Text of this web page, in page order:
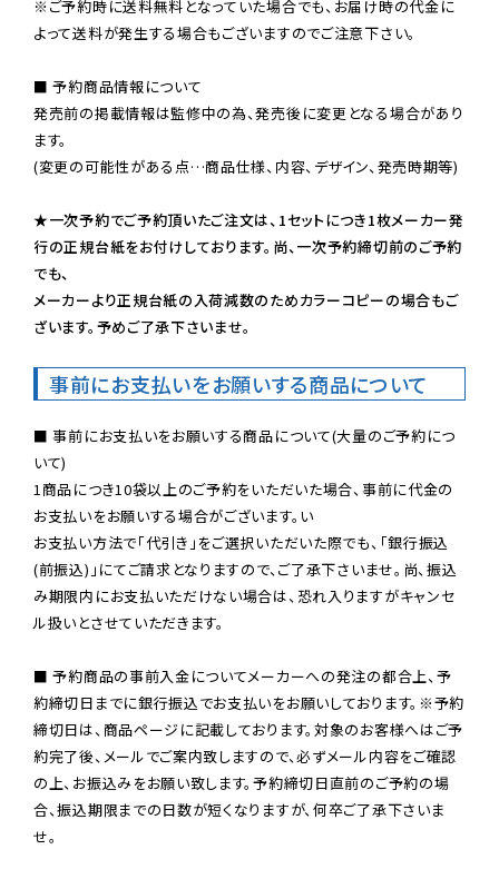
※ご予約時に送料無料となっていた場合でも、お届け時の代金に
よって送料が発生する場合もございますのでご注意下さい。
■ 予約商品情報について
発売前の掲載情報は監修中の為、発売後に変更となる場合があり
ます。
(変更の可能性がある点…商品仕様、内容、デザイン、発売時期等)
★一次予約でご予約頂いたご注文は、1セットにつき1枚メーカー発
行の正規台紙をお付けしております。尚、一次予約締切前のご予約
でも、
メーカーより正規台紙の入荷減数のためカラーコピーの場合もご
ざいます。予めご了承下さいませ。
事前にお支払いをお願いする商品について
■ 事前にお支払いをお願いする商品について(大量のご予約につ
いて)
1商品につき10袋以上のご予約をいただいた場合、事前に代金の
お支払いをお願いする場合がございます。い
お支払い方法で「代引き」をご選択いただいた際でも、「銀行振込
(前振込)」にてご請求となりますので、ご了承下さいませ。尚、振込
み期限内にお支払いただけない場合は、恐れ入りますがキャンセ
ル扱いとさせていただきます。
■ 予約商品の事前入金についてメーカーへの発注の都合上、予
約締切日までに銀行振込でお支払いをお願いしております。※予約
締切日は、商品ページに記載しております。対象のお客様へはご予
約完了後、メールでご案内致しますので、必ずメール内容をご確認
の上、お振込みをお願い致します。予約締切日直前のご予約の場
合、振込期限までの日数が短くなりますが、何卒ご了承下さいま
せ。